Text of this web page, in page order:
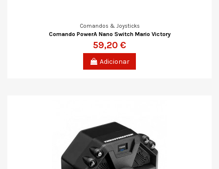
Comandos & Joysticks
Comando PowerA Nano Switch Mario Victory
59,20 €
Adicionar